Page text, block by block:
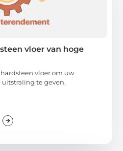
vloer van hoge
vloer om uw
te geven.